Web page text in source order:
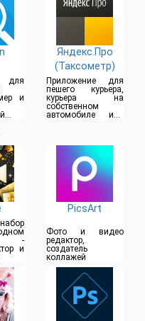
для
и
Яндекс.Про
(Таксометр)
Приложение для
пешего курьера,
курьера на
собственном
автомобиле или
-
и
PicsArt
Фото и видео
редактор,
создатель
коллажей